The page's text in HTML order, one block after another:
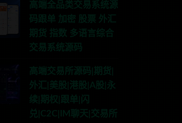
高端全品类交易系统源
码跟单 加密 股票 外汇
期货 指数 多语言综合
交易系统源码
高端交易所源码|期货|
外汇|美股|港股|A股|永
续|期权|跟单|闪
兑|C2C|IM聊天|交易所